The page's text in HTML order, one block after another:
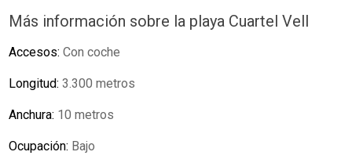
Más información sobre la playa Cuartel Vell
Accesos:Con coche
Longitud:3.300 metros
Anchura: 10 metros
Ocupación: Bajo